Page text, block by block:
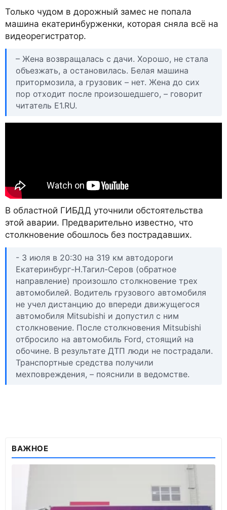
Только чудом в дорожный замес не попала
машина екатеринбурженки, которая сняла всё на
видеорегистратор.
– Жена возвращалась с дачи. Хорошо, не стала
объезжать, а остановилась. Белая машина
притормозила, а грузовик – нет. Жена до сих
пор отходит после произошедшего, – говорит
читатель Е1.RU.
В областной ГИБДД уточнили обстоятельства
этой аварии. Предварительно известно, что
столкновение обошлось без пострадавших.
- 3 июля в 20:30 на 319 км автодороги
Екатеринбург-Н.Тагил-Серов (обратное
направление) произошло столкновение трех
автомобилей. Водитель грузового автомобиля
не учел дистанцию до впереди движущегося
автомобиля Mitsubishi и допустил с ним
столкновение. После столкновения Mitsubishi
отбросило на автомобиль Ford, стоящий на
обочине. В результате ДТП люди не пострадали.
Транспортные средства получили
мехповреждения, – пояснили в ведомстве.
ВАЖНОЕ